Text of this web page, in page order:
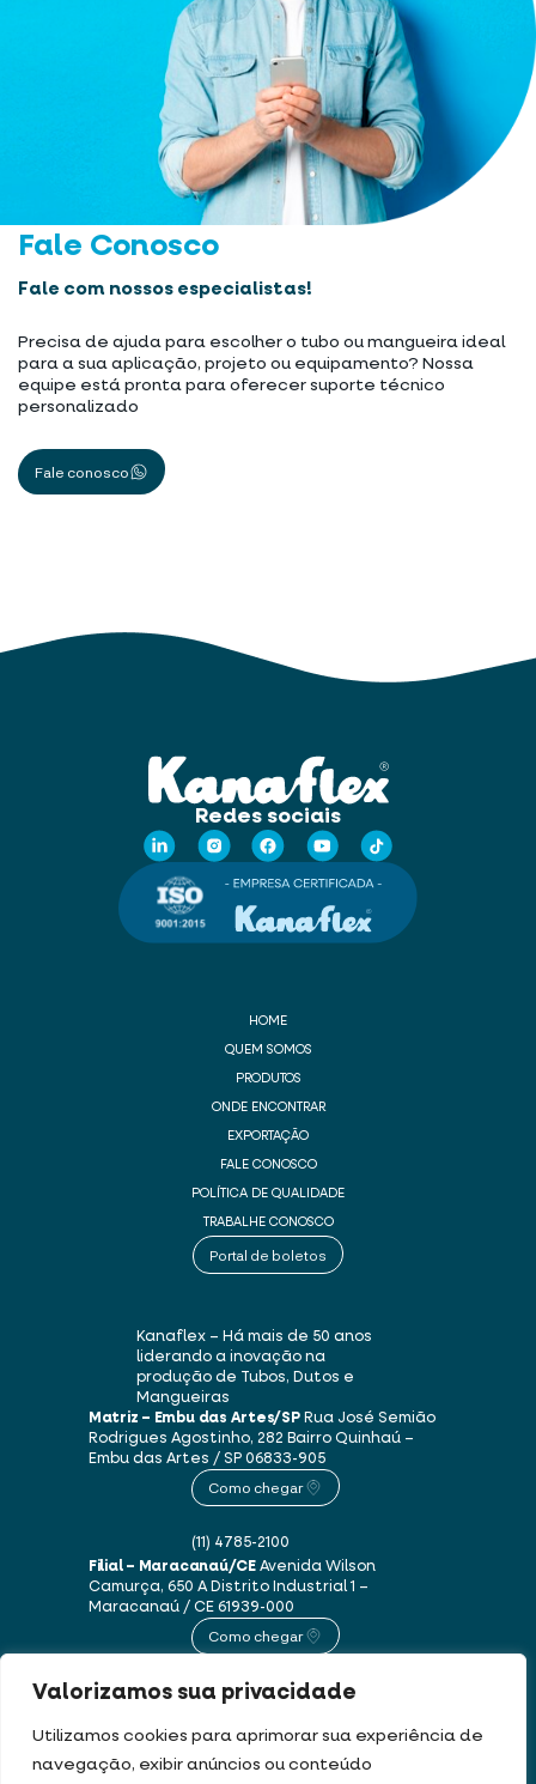
Valorizamos sua privacidade
Utilizamos cookies para aprimorar sua experiência de
navegação, exibir anúncios ou conteúdo
Fale Conosco
Fale com nossos especialistas!
Precisa de ajuda para escolher o tubo ou mangueira ideal
para a sua aplicação, projeto ou equipamento? Nossa
equipe está pronta para oferecer suporte técnico
personalizado
Fale conosco
Redes sociais
HOME
QUEM SOMOS
PRODUTOS
ONDE ENCONTRAR
EXPORTAÇÃO
FALE CONOSCO
POLÍTICA DE QUALIDADE
TRABALHE CONOSCO
Portal de boletos
Kanaflex – Há mais de 50 anos
liderando a inovação na
produção de Tubos, Dutos e
Mangueiras
Matriz – Embu das Artes/SPRua José Semião
Rodrigues Agostinho, 282 Bairro Quinhaú –
Embu das Artes / SP06833-905
Como chegar
(11) 4785-2100
Filial – Maracanaú/CEAvenida Wilson
Camurça, 650 ADistrito Industrial 1 –
Maracanaú / CE61939-000
Como chegar
(85) 3250-1235